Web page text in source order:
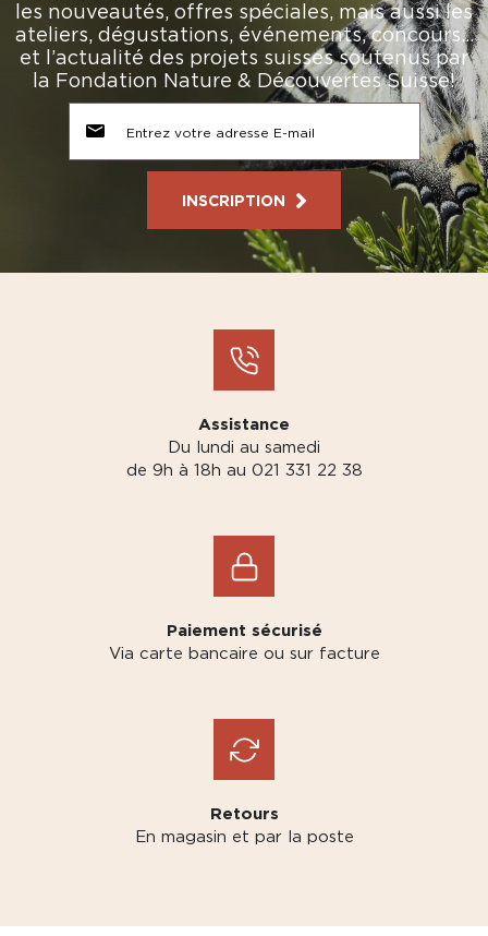
les nouveautés, offres spéciales, mais aussi les
ateliers, dégustations, événements, concours…
et l’actualité des projets suisses soutenus par
la Fondation Nature & Découvertes Suisse!
INSCRIPTION
Assistance
Du lundi au samedi
de 9h à 18h au 021 331 22 38
Paiement sécurisé
Via carte bancaire ou sur facture
Retours
En magasin et par la poste